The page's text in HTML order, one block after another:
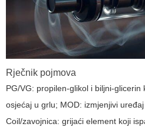
Rječnik pojmova
PG/VG: propilen-glikol i biljni-
osjećaj u grlu; MOD: izmjenjivi
Coil/zavojnica: grijaći element koji